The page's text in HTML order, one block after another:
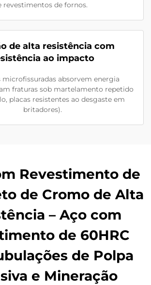
revestimentos de fornos.
de alta resistência com
ao impacto
microfissuradas absorvem energia
fraturas sob martelamento repetido
placas resistentes ao desgaste em
britadores).
Revestimento de
de Cromo de Alta
– Aço com
de 60HRC
de Polpa
e Mineração